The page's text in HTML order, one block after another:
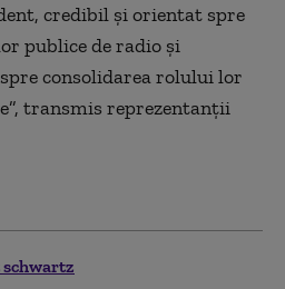
credibil şi orientat spre
publice de radio şi
consolidarea rolului lor
transmis reprezentanţii